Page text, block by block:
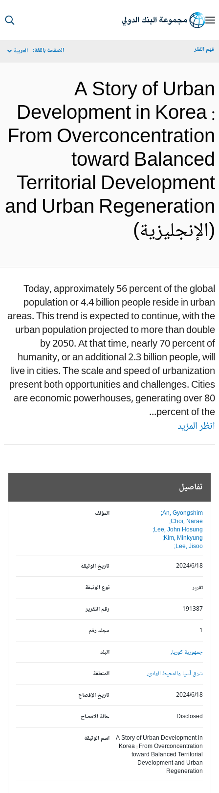
الفقر الصفحة باللغة: العربية
A Story of
Development in
From
toward
Territorial
and Urban
Today, approximately 56 percent of the
population or 4.4 billion people reside in
areas. This trend is expected to continue, with
urban population projected to more than
by 2050. At that time, nearly 70 percent
humanity, or an additional 2.3 billion people,
live in cities. The scale and speed of
present both opportunities and challenges.
are economic powerhouses, generating over
percent of
المزيد
تفاصيل
المؤلف
An, Gyongshim;
Choi, Narae;
Lee, John Hosung;
Kim, Minkyung;
Lee, Jisoo;
تاريخ الوثيقة
2024/6/18
نوع الوثيقة تقرير
رقم التقرير 191387
مجلد رقم
البلد جمهورية كوريا,
المنطقة شرق آسيا والمحيط الهادئ,
تاريخ الإفصاح 2024/6/18
حالة الافصاح Disclosed
اسم الوثيقة
A Story of Urban Development in
Korea : From Overconcentration
toward Balanced Territorial
Development and Urban
Regeneration